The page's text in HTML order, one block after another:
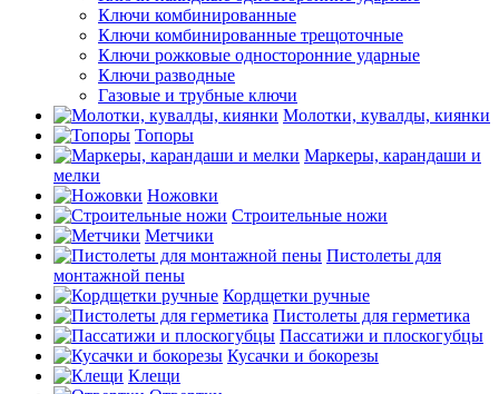
Ключи комбинированные
Ключи комбинированные трещоточные
Ключи рожковые односторонние ударные
Ключи разводные
Газовые и трубные ключи
Молотки, кувалды, киянки
Топоры
Маркеры, карандаши и
мелки
Ножовки
Строительные ножи
Метчики
Пистолеты для
монтажной пены
Кордщетки ручные
Пистолеты для герметика
Пассатижи и плоскогубцы
Кусачки и бокорезы
Клещи